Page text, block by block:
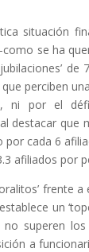
situación
se ha
de
perciben
ni por el
destacar que
por cada 6
afiliados por
frente
un
no superen
a